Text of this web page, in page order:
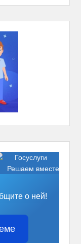
Решаем вместе
дороге,
о ней!